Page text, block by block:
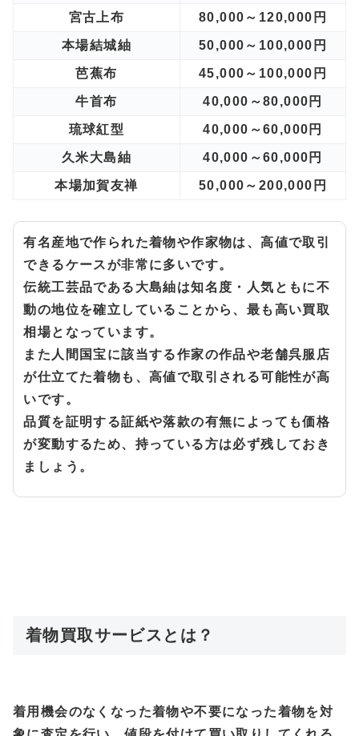
宮古上布 80,000～120,000円
本場結城紬 50,000～100,000円
芭蕉布 45,000～100,000円
牛首布 40,000～80,000円
琉球紅型 40,000～60,000円
久米大島紬 40,000～60,000円
本場加賀友禅 50,000～200,000円
有名産地で作られた着物や作家物は、高値で取引
できるケースが非常に多いです。
伝統工芸品である大島紬は知名度・人気ともに不
動の地位を確立していることから、最も高い買取
相場となっています。
また人間国宝に該当する作家の作品や老舗呉服店
が仕立てた着物も、高値で取引される可能性が高
いです。
品質を証明する証紙や落款の有無によっても価格
が変動するため、持っている方は必ず残しておき
ましょう。
着物買取サービスとは？
着用機会のなくなった着物や不要になった着物を対